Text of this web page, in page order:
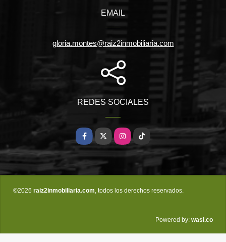
EMAIL
gloria.montes@raiz2inmobiliaria.com
REDES SOCIALES
Facebook
X Instagram
TikTok
©2026 raiz2inmobiliaria.com, todos los derechos reservados.
Powered by: wasi.co